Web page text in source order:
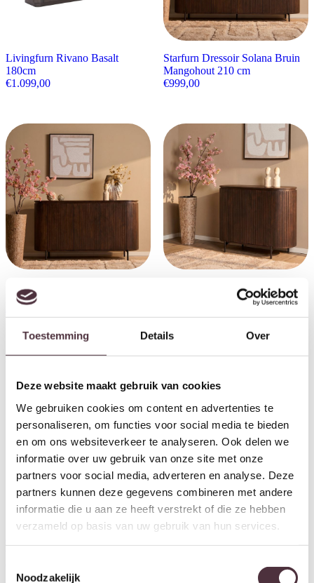
Toestemming Details Over
Deze website maakt gebruik van cookies
We gebruiken cookies om content en advertenties te
personaliseren, om functies voor social media te bieden
en om ons websiteverkeer te analyseren. Ook delen we
informatie over uw gebruik van onze site met onze
partners voor social media, adverteren en analyse. Deze
partners kunnen deze gegevens combineren met andere
informatie die u aan ze heeft verstrekt of die ze hebben
verzameld op basis van uw gebruik van hun services.
Noodzakelijk
Livingfurn Rivano Basalt
180cm
€1.099,00
Starfurn Dressoir Solana Bruin
Mangohout 210 cm
€999,00
Starfurn Dressoir Solana Bruin
Mangohout 165 cm
Starfurn Kabinet kast Solana
Bruin Mangohout 115 cm
Aanbieding!
SHOWMODEL Tower Living
Aanbieding!
SHOWMODEL Tower Living
Oorspronkelijke prijs
Huidige prijs